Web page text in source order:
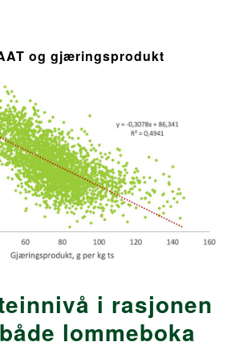
og gjæringsprodukt
i rasjonen
lommeboka